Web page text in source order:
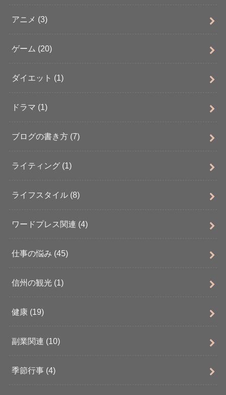
アニメ (3)
ゲーム (20)
ダイエット (1)
ドラマ (1)
ブログの書き方 (7)
ライティング (1)
ライフスタイル (8)
ワードプレス関連 (4)
仕事の悩み (45)
信州の観光 (1)
健康 (19)
副業関連 (10)
季節行事 (4)